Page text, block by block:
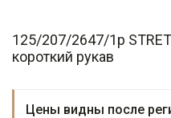
125/207/2647/1p
короткий рукав
Цены видны после